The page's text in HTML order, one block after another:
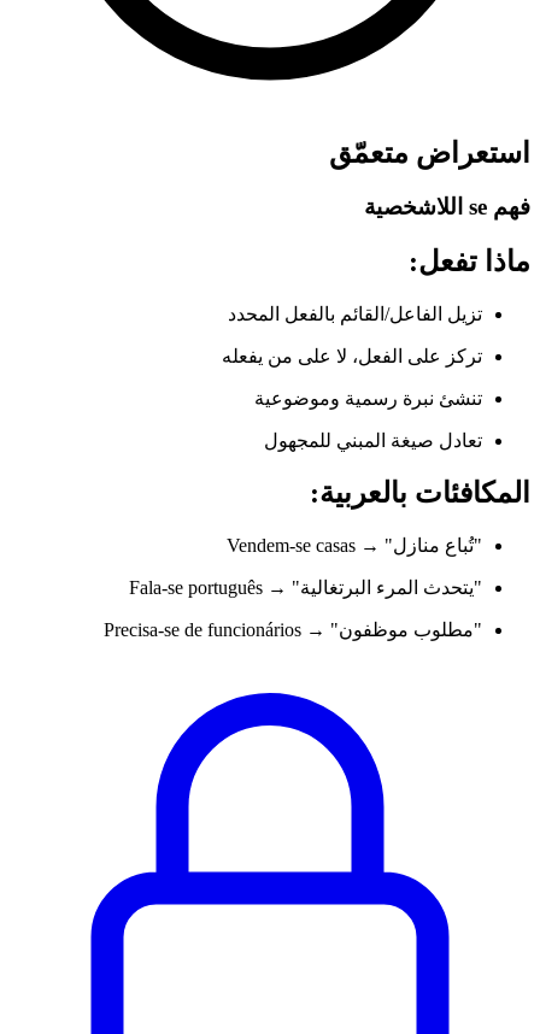
استعراض متعمّق
فهم se اللاشخصية
ماذا تفعل:
تزيل الفاعل/القائم بالفعل المحدد
تركز على الفعل، لا على من يفعله
تنشئ نبرة رسمية وموضوعية
تعادل صيغة المبني للمجهول
المكافئات بالعربية:
"تُباع منازل" → Vendem-se casas
"يتحدث المرء البرتغالية" → Fala-se português
"مطلوب موظفون" → Precisa-se de funcionários